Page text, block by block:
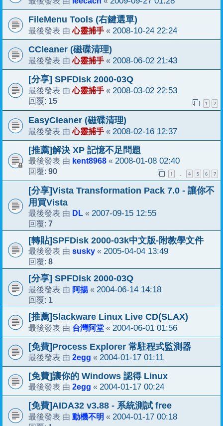
FileMenu Tools (右鍵選單)
最後發表 由心靈捕手 « 2008-10-24 22:24
CCleaner (磁碟清理)
最後發表 由心靈捕手 « 2008-06-02 21:43
[分享] SPFDisk 2000-03Q
最後發表 由心靈捕手 « 2008-03-02 22:53
回覆: 15 1 2
EasyCleaner (磁碟清理)
最後發表 由心靈捕手 « 2008-02-16 12:37
[推薦]解決 XP 記憶不足問題
最後發表 由 kent8968 « 2008-01-08 02:40
回覆: 90 1 … 4 5 6 7
[分享]Vista Transformation Pack 7.0 - 讓你不
用買Vista
最後發表 由 DL « 2007-09-15 12:55
回覆: 7
[轉貼]SPFDisk 2000-03k中文版-附教學文件
最後發表 由 susky « 2005-04-04 13:49
回覆: 8
[分享] SPFDisk 2000-03Q
最後發表 由 阿揚« 2004-06-14 14:18
回覆: 1
[推薦]Slackware Linux Live CD(SLAX)
最後發表 由 台灣阿堂 « 2004-06-01 01:56
[免費]Process Explorer 常駐程式監測器
最後發表 由 2egg « 2004-01-17 01:11
[免費]讓你的 Windows 認得 Linux
最後發表 由 2egg « 2004-01-17 00:24
[免費]AIDA32 v3.88 - 系統測試 free
最後發表 由 動機不明 « 2004-01-17 00:18